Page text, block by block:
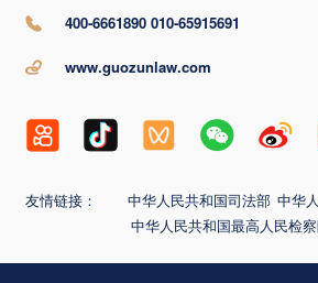
400-6661890 010-65915691
www.guozunlaw.com
友情链接： 中华人民共和国司法部 中华
中华人民共和国最高人民检